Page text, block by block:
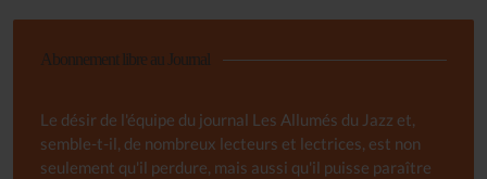
Abonnement libre au Journal
Le désir de l'équipe du journal Les Allumés du Jazz et,
semble-t-il, de nombreux lecteurs et lectrices, est non
seulement qu'il perdure, mais aussi qu'il puisse paraître